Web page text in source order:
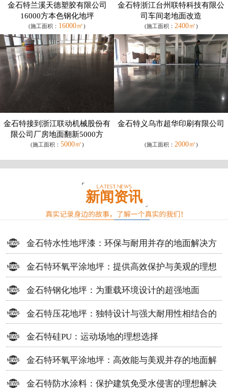
金石特兰溪天德塑胶有限公司
16000方本色钢化地坪
(施工面积： 16000㎡)
金石特浙江台州联特科技有限公
司车间老地面改造
(施工面积： 2400㎡)
金石特接到浙江联动机械股份有
限公司厂房地面翻新5000方
(施工面积： 5000㎡)
金石特义乌市超华印刷有限公司
(施工面积： 2000㎡)
新闻资讯
金石特水性地坪漆：环保与耐用并存的地面解决方
案
金石特环氧平涂地坪：提供高效保护与美观的理想
选择
金石特钢化地坪：为重载环境设计的超强地面
金石特压花地坪：独特设计与强大耐用性相结合的
地面材料
金石特硅PU：运动场地的理想选择
金石特环氧平涂地坪：高效能与美观并存的地面解
决方案
金石特防水涂料：保护建筑免受水侵害的理想解决